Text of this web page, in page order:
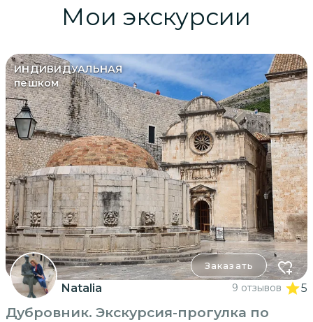
Мои экскурсии
ИНДИВИДУАЛЬНАЯ
пешком
Заказать
Natalia 9 отзывов 5
Дубровник. Экскурсия-прогулка по